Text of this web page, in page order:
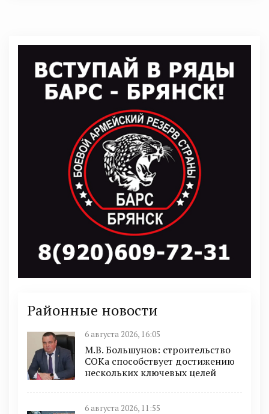
Районные новости
6 августа 2026, 16:05
М.В. Большунов: строительство
СОКа способствует достижению
нескольких ключевых целей
6 августа 2026, 11:55